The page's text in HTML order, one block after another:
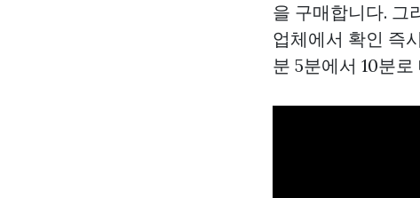
을 구매합니다. 그
업체에서 확인 즉
분 5분에서 10분